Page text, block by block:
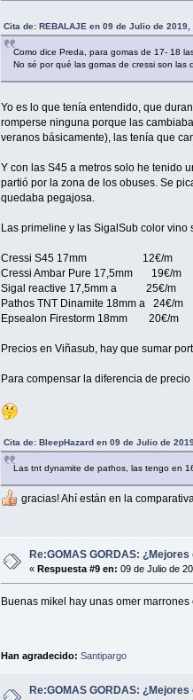
Cita de: REBALAJE en 09 de Julio de 2019,
Como dice Preda, para gomas de 17- 18
No sé por qué las gomas de cressi son las
Yo es lo que tenía entendido, que
romperse ninguna porque las
veranos básicamente), las tenía que
Y con las S45 a metros solo he tenido
partió por la zona de los obuses. Se
quedaba pegajosa.
Las primeline y las SigalSub color
Cressi S45 17mm 12€/m
Cressi Ambar Pure 17,5mm 19€/m
Sigal reactive 17,5mm a 25€/m
Pathos TNT Dinamite 18mm a 24€/m
Epsealon Firestorm 18mm 20€/m
Precios en Viñasub, hay que sumar
Para compensar la diferencia de
Cita de: BleepHazard en 09 de Julio de
Las tnt dynamite de pathos, las tengo en
gracias! Ahí están en la
Re:GOMAS GORDAS:
« Respuesta #9 en: 09 de Julio de
Buenas mikel hay unas omer
Han agradecido: Santipargo
Re:GOMAS GORDAS: